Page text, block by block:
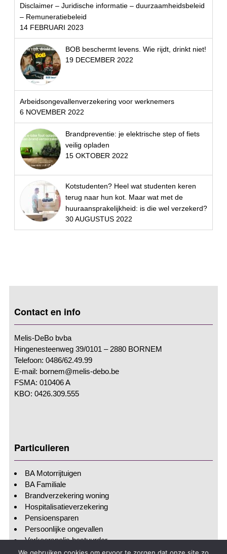
Disclaimer – Juridische informatie – duurzaamheidsbeleid
– Remuneratiebeleid
14 FEBRUARI 2023
BOB beschermt levens. Wie rijdt, drinkt niet!
19 DECEMBER 2022
Arbeidsongevallenverzekering voor werknemers
6 NOVEMBER 2022
Brandpreventie: je elektrische step of fiets
veilig opladen
15 OKTOBER 2022
Kotstudenten? Heel wat studenten keren
terug naar hun kot. Maar wat met de
huuraansprakelijkheid: is die wel verzekerd?
30 AUGUSTUS 2022
Contact en info
Melis-DeBo bvba
Hingenesteenweg 39/0101 – 2880 BORNEM
Telefoon: 0486/62.49.99
E-mail: bornem@melis-debo.be
FSMA: 010406 A
KBO: 0426.309.555
Particulieren
BA Motorrijtuigen
BA Familiale
Brandverzekering woning
Hospitalisatieverzekering
Pensioensparen
Persoonlijke ongevallen
Verkeerspolis bestuurder